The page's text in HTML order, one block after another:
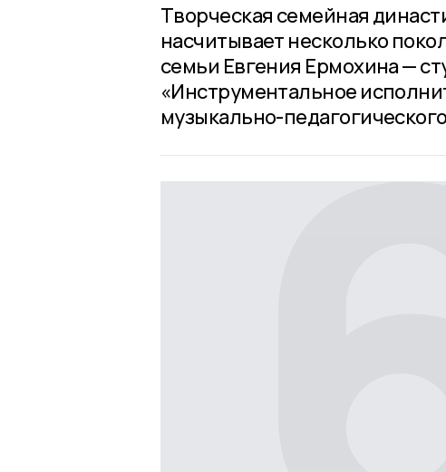
Творческая семейная
насчитывает несколько
семьи Евгения Ермохина —
«Инструментальное
музыкально-